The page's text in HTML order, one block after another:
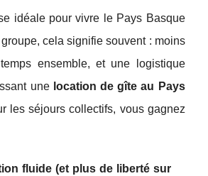
idéale pour vivre le Pays Basque
cela signifie souvent : moins
ensemble, et une logistique
une location de gîte au Pays
les séjours collectifs, vous gagnez
fluide (et plus de liberté sur